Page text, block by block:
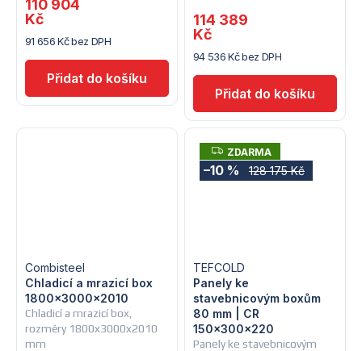
91 656 Kč bez DPH
110 904
Kč
94 536 Kč bez DPH
114 389
Kč
Chladicí a mrazicí box,
rozměry 1800x3000x2010
mm
Chladicí a mrazicí box
1800x3000x2010
Combisteel
Z
D
A
R
ZDARMA
128 175 Kč
–10 %
Panely ke stavebnicovým
Panely ke
stavebnicovým boxům
80 mm | CR
150x300x220
TEFCOLD